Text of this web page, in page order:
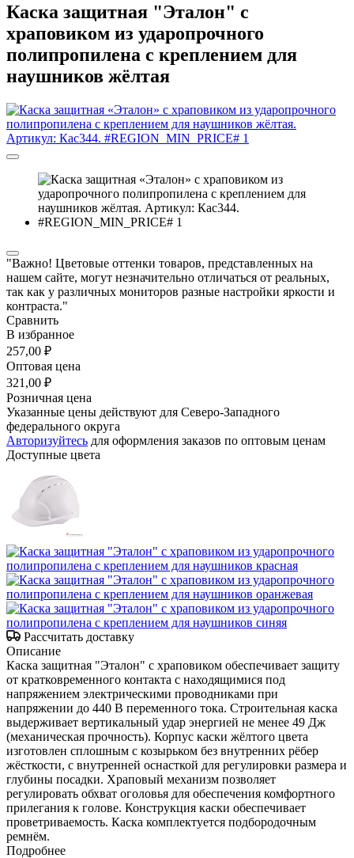
Каска защитная "Эталон" с
храповиком из ударопрочного
полипропилена с креплением для
наушников жёлтая
"Важно! Цветовые оттенки товаров, представленных на
нашем сайте, могут незначительно отличаться от реальных,
так как у различных мониторов разные настройки яркости и
контраста."
Сравнить
В избранное
257,00 ₽
Оптовая цена
321,00 ₽
Розничная цена
Указанные цены действуют для Северо-Западного
федерального округа
Авторизуйтесь для оформления заказов по оптовым ценам
Доступные цвета
Рассчитать доставку
Описание
Каска защитная "Эталон" с храповиком обеспечивает защиту
от кратковременного контакта с находящимися под
напряжением электрическими проводниками при
напряжении до 440 В переменного тока. Строительная каска
выдерживает вертикальный удар энергией не менее 49 Дж
(механическая прочность). Корпус каски жёлтого цвета
изготовлен сплошным с козырьком без внутренних рёбер
жёсткости, с внутренней оснасткой для регулировки размера и
глубины посадки. Храповый механизм позволяет
регулировать обхват оголовья для обеспечения комфортного
прилегания к голове. Конструкция каски обеспечивает
проветриваемость. Каска комплектуется подбородочным
ремнём.
Подробнее